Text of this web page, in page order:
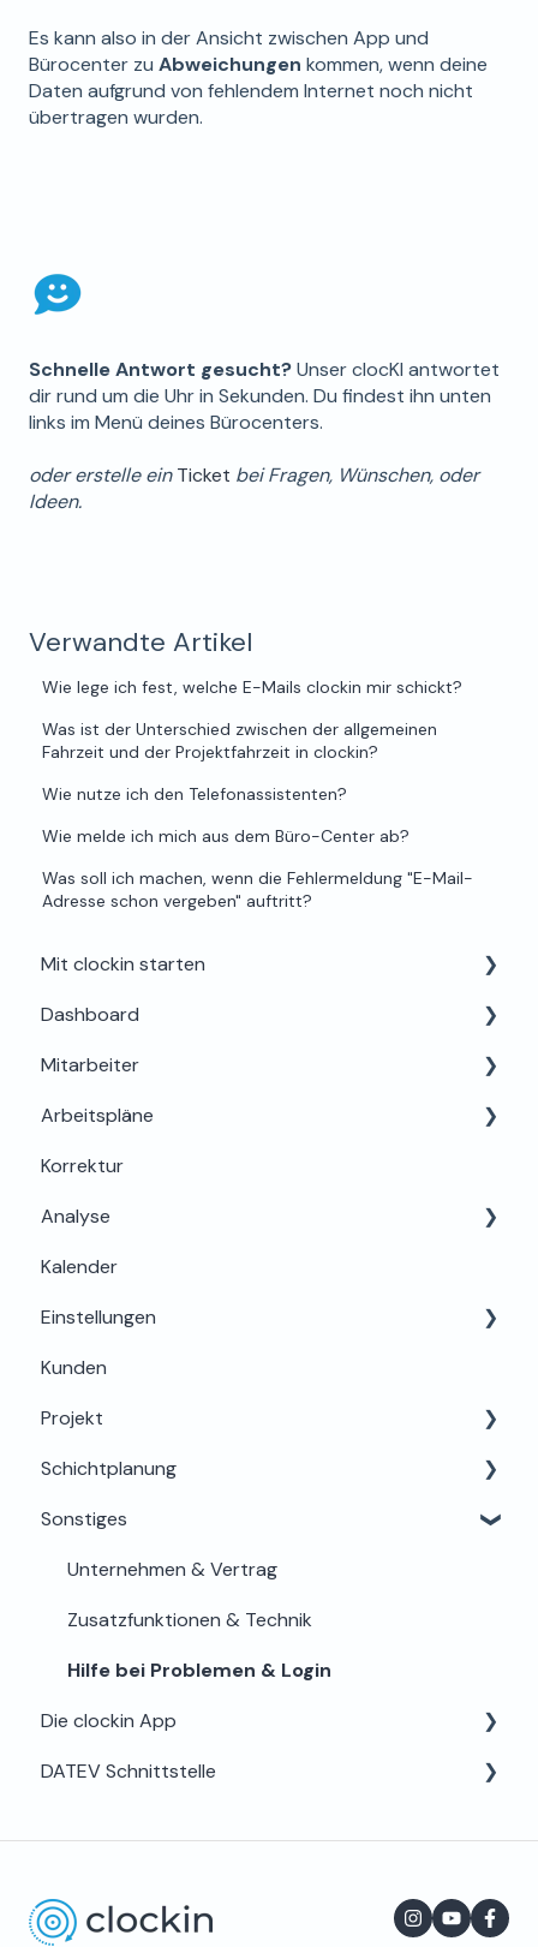
Es kann also in der Ansicht zwischen App und
Bürocenter zu Abweichungen kommen, wenn deine
Daten aufgrund von fehlendem Internet noch nicht
übertragen wurden.
Schnelle Antwort gesucht?Unser clocKI antwortet
dir rund um die Uhr in Sekunden. Du findest ihn unten
links im Menü deines Bürocenters.
oder erstelle einTicket bei Fragen, Wünschen, oder
Ideen.
Verwandte Artikel
Wie lege ich fest, welche E-Mails clockin mir schickt?
Was ist der Unterschied zwischen der allgemeinen
Fahrzeit und der Projektfahrzeit in clockin?
Wie nutze ich den Telefonassistenten?
Wie melde ich mich aus dem Büro-Center ab?
Was soll ich machen, wenn die Fehlermeldung "E-Mail-
Adresse schon vergeben" auftritt?
Mit clockin starten
Einrichtung für Admins
Alles rund um Testphase, Buchung & Lizenzen
Support & Hilfe
Dashboard
Dein Profil
Mitarbeiter
Mein Bereich
Abwesenheiten
Berechtigungen & Einstellungen
Onboarding & Stammdaten
Zeiterfassung & Stundenkonto
Offboarding & Archivierung
Arbeitspläne
Grundlagen & Einrichtung
Arbeitszeitregeln & Details
Zuweisung & Bearbeitung
Korrektur
Analyse
Auswertung
Lohn & Export
Sicherheit
Kalender
Einstellungen
Basis & Berechtigungen
Funktionen einstellen
Mobilgeräte & Terminals
Schnittstellen
Unternehmensdaten & Abo
Kunden
Projekt
Projektplanung & Basis
Zeiterfassung & App-Bedienung
Dokumentation & Digitale Akte
Abrechnung & Schnittstellen
Schichtplanung
Für Admins & Planer
Für Mitarbeiter
Sonstiges
Unternehmen & Vertrag
Zusatzfunktionen & Technik
Hilfe bei Problemen & Login
Die clockin App
Login & Zugang
DATEV Schnittstelle